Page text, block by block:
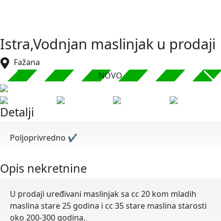
Istra,Vodnjan maslinjak u prodaji
Fažana
NOVO
Detalji
Poljoprivredno ✔
Opis nekretnine
U prodaji uređivani maslinjak sa cc 20 kom mladih
maslina stare 25 godina i cc 35 stare maslina starosti
oko 200-300 godina.